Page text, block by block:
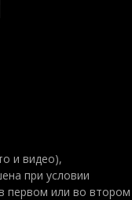
и видео),
при условии
первом или во втором